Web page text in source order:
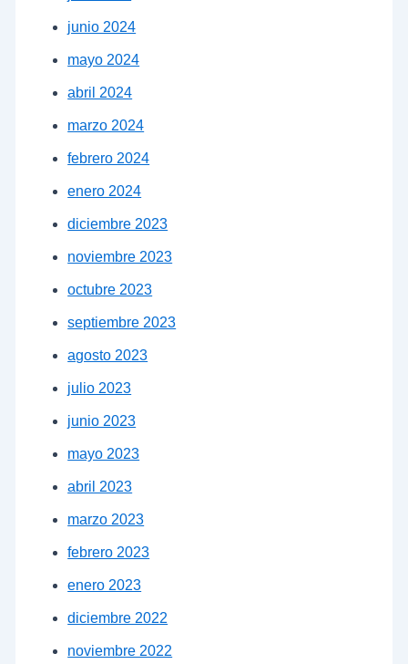
junio 2024
mayo 2024
abril 2024
marzo 2024
febrero 2024
enero 2024
diciembre 2023
noviembre 2023
octubre 2023
septiembre 2023
agosto 2023
julio 2023
junio 2023
mayo 2023
abril 2023
marzo 2023
febrero 2023
enero 2023
diciembre 2022
noviembre 2022